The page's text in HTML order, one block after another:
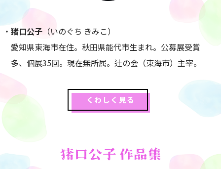
・猪口公子 （いのぐち きみこ）
愛知県東海市在住。秋田県能代市生まれ。公募展受賞
多、個展35回。現在無所属。辻の会（東海市）主宰。
くわしく見る